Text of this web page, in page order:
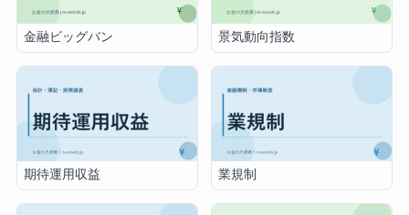
金融ビッグバン 景気動向指数
期待運用収益 業規制